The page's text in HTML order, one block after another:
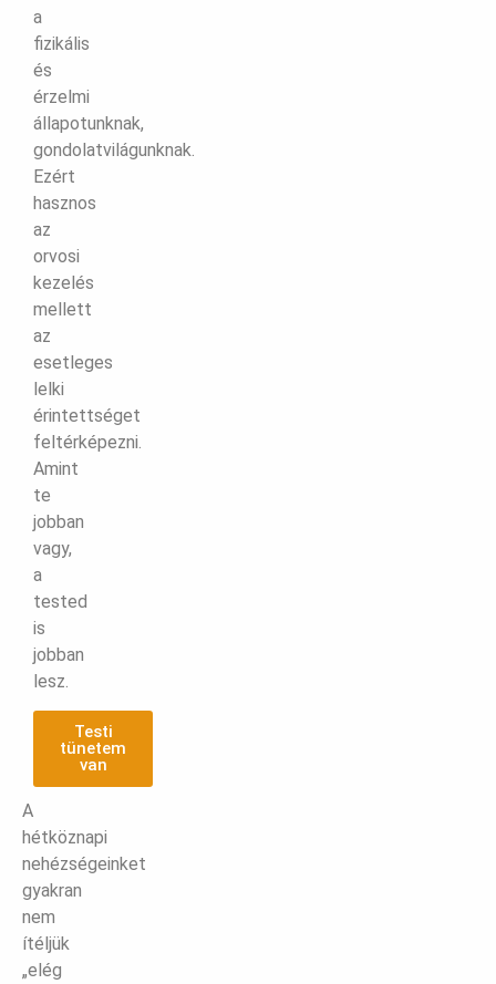
a
fizikális
és
érzelmi
állapotunknak,
gondolatvilágunknak.
Ezért
hasznos
az
orvosi
kezelés
mellett
az
esetleges
lelki
érintettséget
feltérképezni.
Amint
te
jobban
vagy,
a
tested
is
jobban
lesz.
Testi
tünetem
van
A
hétköznapi
nehézségeinket
gyakran
nem
ítéljük
„elég